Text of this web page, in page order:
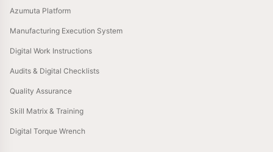
Azumuta Platform
Manufacturing Execution System
Digital Work Instructions
Audits & Digital Checklists
Quality Assurance
Skill Matrix & Training
Digital Torque Wrench